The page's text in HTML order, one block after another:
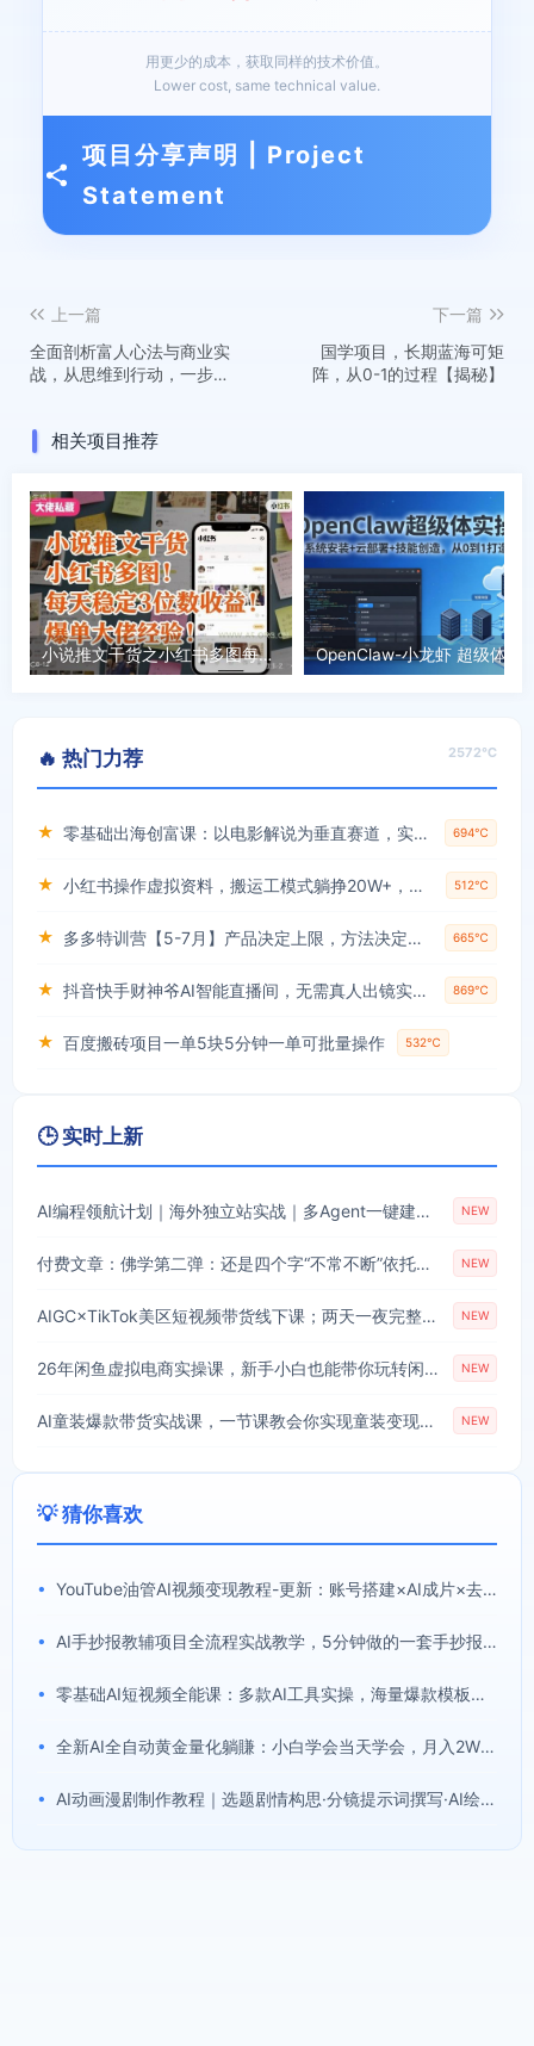
用更少的成本，获取同样的技术价值。
Lower cost, same technical value.
项目分享声明 | Project
Statement
上一篇
全面剖析富人心法与商业实
战，从思维到行动，一步步
下一篇
国学项目，长期蓝海可矩
阵，从0-1的过程【揭秘】
相关项目推荐
小说推文干货之小红书多图每天稳定3位数收益爆单大佬经验分享
🔥 热门力荐 2572℃
★ 零基础出海创富课：以电影解说为垂直赛道，实现不出国门赚美金的目标 694℃
★ 小红书操作虚拟资料，搬运工模式躺挣20W+，互联网的低成本路子！ 512℃
★ 多多特训营【5-7月】产品决定上限，方法决定下限，各种玩法技巧落地实操 665℃
★ 抖音快手财神爷AI智能直播间，无需真人出镜实时互动，不封号礼物打赏赚到手软 869℃
★ 百度搬砖项目一单5块5分钟一单可批量操作 532℃
🕒 实时上新
AI编程领航计划｜海外独立站实战｜多Agent一键建站｜站点开发测试｜冷启动引流｜数据复盘｜出海变现完整教程 NEW
付费文章：佛学第二弹：还是四个字“不常不断”依托八不偈解读无我因果连续之理 NEW
AIGC×TikTok美区短视频带货线下课；两天一夜完整回放，12小时高清视频收录头部操盘手全流程教学 NEW
26年闲鱼虚拟电商实操课，新手小白也能带你玩转闲鱼，轻松日入四位数 NEW
AI童装爆款带货实战课，一节课教会你实现童装变现，零基础也能落地实操 NEW
💡 猜你喜欢
• YouTube油管AI视频变现教程-更新：账号搭建×AI成片×去重限流解决方案×YPP变现×AI真人生成×人物一致性
• AI手抄报教辅项目全流程实战教学，5分钟做的一套手抄报，卖了2000多份，操作简单，月入1W+
• 零基础AI短视频全能课：多款AI工具实操，海量爆款模板搭配剪辑带货全流程
• 全新AI全自动黄金量化躺賺：小白学会当天学会，月入2W！【揭秘】
• AI动画漫剧制作教程｜选题剧情构思·分镜提示词撰写·AI绘图配音·2D动画制作·剪映实操完成完整漫剧成片